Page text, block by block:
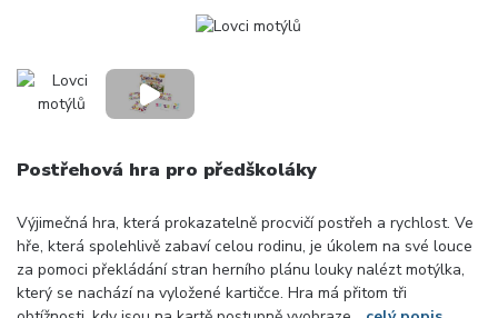
Postřehová hra pro předškoláky
Výjimečná hra, která prokazatelně procvičí postřeh a rychlost. Ve
hře, která spolehlivě zabaví celou rodinu, je úkolem na své louce
za pomoci překládání stran herního plánu louky nalézt motýlka,
který se nachází na vyložené kartičce. Hra má přitom tři